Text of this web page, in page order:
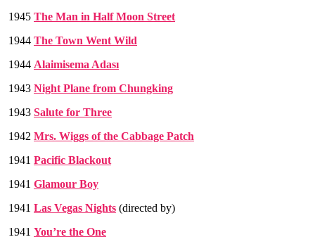
1945 The Man in Half Moon Street
1944 The Town Went Wild
1944 Alaimisema Adası
1943 Night Plane from Chungking
1943 Salute for Three
1942 Mrs. Wiggs of the Cabbage Patch
1941 Pacific Blackout
1941 Glamour Boy
1941 Las Vegas Nights (directed by)
1941 You’re the One